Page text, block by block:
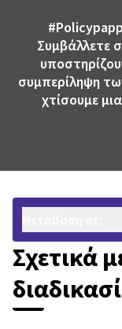
Συμβάλλετε
συμπερίληψη
χτίσουμε
Σχετικά